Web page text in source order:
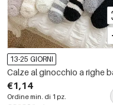
13-25 GIORNI
Calze al ginocchio a righe
€1,14
Ordine min. di 1 pz.